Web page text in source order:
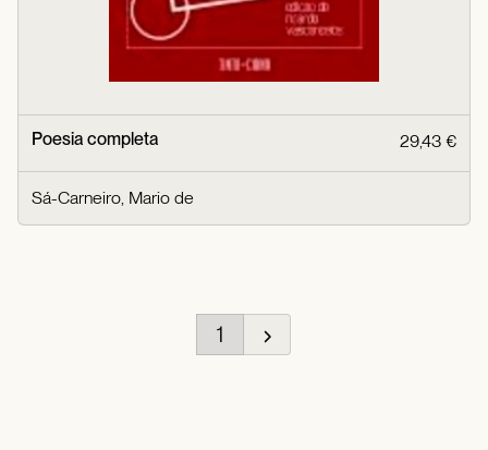
Poesia completa 29,43 €
Sá-Carneiro, Mario de
1